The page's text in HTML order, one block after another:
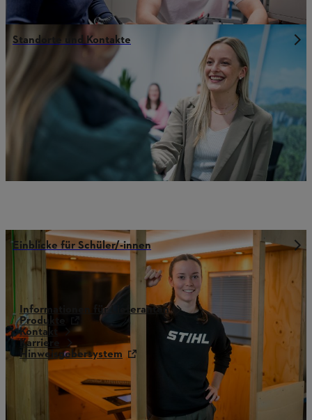
Standorte und Kontakte
Einblicke für Schüler/-innen
Informationen für Lieferanten
Produkte
Kontakt
Karriere
Hinweisgebersystem